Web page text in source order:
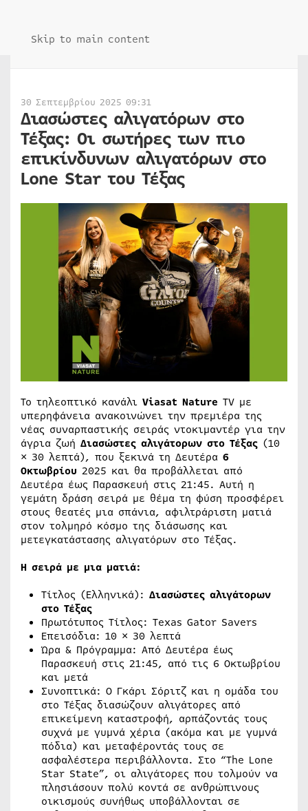
Skip to main content
30 Σεπτεμβρίου 2025 09:31
Διασώστες αλιγατόρων στο
Τέξας: Οι σωτήρες των πιο
επικίνδυνων αλιγατόρων στο
Lone Star του Τέξας
Το τηλεοπτικό κανάλι Viasat Nature TV με
υπερηφάνεια ανακοινώνει την πρεμιέρα της
νέας συναρπαστικής σειράς ντοκιμαντέρ για την
άγρια ​​ζωή Διασώστες αλιγάτορων στο Τέξας (10
× 30 λεπτά), που ξεκινά τη Δευτέρα 6
Οκτωβρίου 2025 και θα προβάλλεται από
Δευτέρα έως Παρασκευή στις 21:45. Αυτή η
γεμάτη δράση σειρά με θέμα τη φύση προσφέρει
στους θεατές μια σπάνια, αφιλτράριστη ματιά
στον τολμηρό κόσμο της διάσωσης και
μετεγκατάστασης αλιγατόρων στο Τέξας.
Η σειρά με μια ματιά:
Τίτλος (Ελληνικά): Διασώστες αλιγάτορων
στο Τέξας
Πρωτότυπος Τίτλος: Texas Gator Savers
Επεισόδια: 10 × 30 λεπτά
Ώρα & Πρόγραμμα: Από Δευτέρα έως
Παρασκευή στις 21:45, από τις 6 Οκτωβρίου
και μετά
Συνοπτικά: Ο Γκάρι Σόριτζ και η ομάδα του
στο Τέξας διασώζουν αλιγάτορες από
επικείμενη καταστροφή, αρπάζοντάς τους
συχνά με γυμνά χέρια (ακόμα και με γυμνά
πόδια) και μεταφέροντάς τους σε
ασφαλέστερα περιβάλλοντα. Στο “The Lone
Star State”, οι αλιγάτορες που τολμούν να
πλησιάσουν πολύ κοντά σε ανθρώπινους
οικισμούς συνήθως υποβάλλονται σε